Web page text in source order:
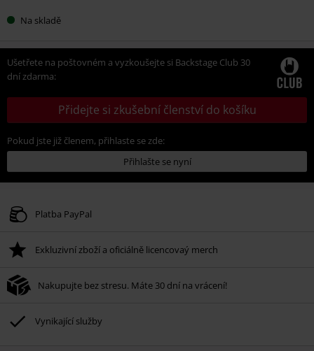
Na skladě
Ušetřete na poštovném a vyzkoušejte si Backstage Club 30
dní zdarma:
Přidejte si zkušební členství do košíku
Pokud jste již členem, přihlaste se zde:
Přihlašte se nyní
Platba PayPal
Exkluzivní zboží a oficiálně licencovaý merch
Nakupujte bez stresu. Máte 30 dní na vrácení!
Vynikající služby